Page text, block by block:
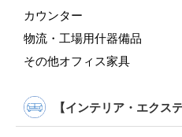
カウンター
物流・工場用什器備品
その他オフィス家具
【インテリア・エクス